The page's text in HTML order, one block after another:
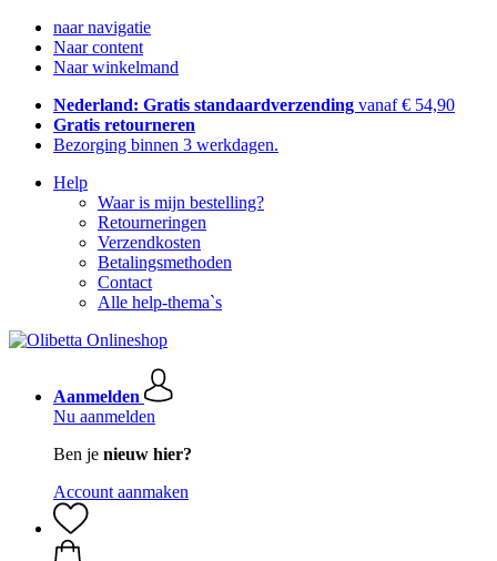
naar navigatie
Naar content
Naar winkelmand
Nederland: Gratis standaardverzending vanaf € 54,90
Gratis retourneren
Bezorging binnen 3 werkdagen.
Help
Waar is mijn bestelling?
Retourneringen
Verzendkosten
Betalingsmethoden
Contact
Alle help-thema`s
Aanmelden
Nu aanmelden
Ben je nieuw hier?
Account aanmaken